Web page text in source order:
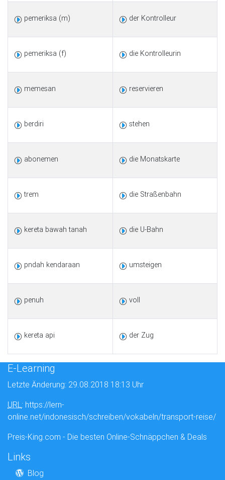
pemeriksa (m) der Kontrolleur
pemeriksa (f) die Kontrolleurin
memesan reservieren
berdiri stehen
abonemen die Monatskarte
trem die Straßenbahn
kereta bawah tanah die U-Bahn
pndah kendaraan umsteigen
penuh voll
kereta api der Zug
E-Learning
Letzte Änderung: 29.08.2018 18:13 Uhr
URL: https://lern-
online.net/indonesisch/schreiben/vokabeln/transport-reise/
Preis-King.com - Die besten Online-Schnäppchen & Deals
Links
Blog